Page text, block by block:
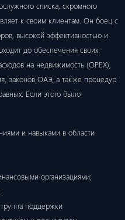
списка, скромного
к своим клиентам. Он боец ​​с
высокой эффективностью и
до обеспечения своих
на недвижимость (OPEX),
законов ОАЭ, а также процедур
Если этого было
и навыками в области
организациями;
поддержки